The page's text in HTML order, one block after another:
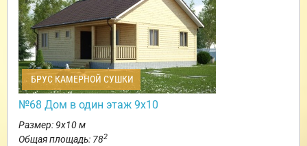
БРУС КАМЕРНОЙ СУШКИ
№68 Дом в один этаж 9х10
Размер: 9х10 м
Общая площадь: 782